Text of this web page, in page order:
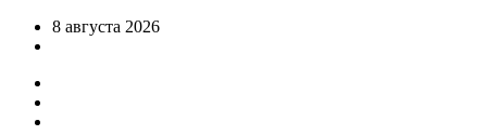
Перейти8 августа 2026